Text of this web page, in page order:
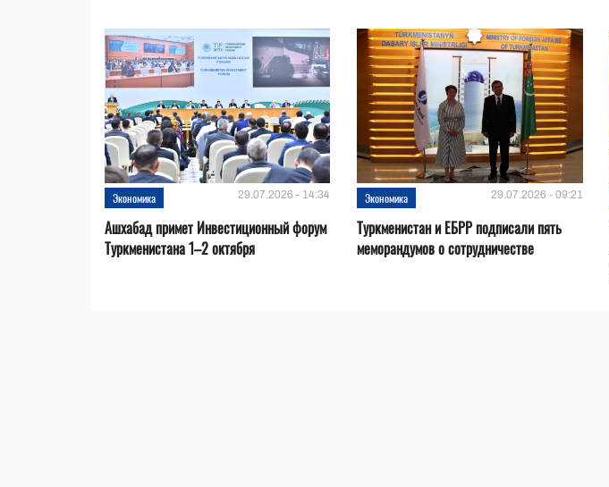
Экономика 29.07.2026 - 14:34
Ашхабад примет Инвестиционный форум
Туркменистана 1–2 октября
Экономика 29.07.2026 - 09:21
Туркменистан и ЕБРР подписали пять
меморандумов о сотрудничестве